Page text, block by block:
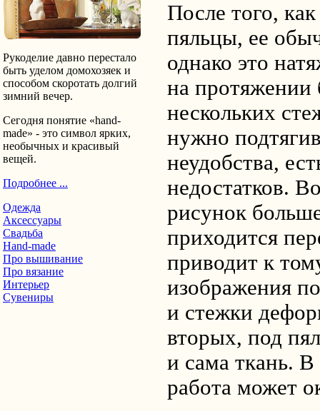
Рукоделие давно перестало
быть уделом домохозяек и
способом скоротать долгий
зимний вечер.
Сегодня понятие «hand-
made» - это символ ярких,
необычных и красивый
вещей.
Подробнее ...
Одежда
Аксессуары
Свадьба
Hand-made
Про вышивание
Про вязание
Интерьер
Сувениры
После того,
пяльцы, ее
однако это
на протяжении
нескольких
нужно
неудобства,
недостатков.
рисунок
приходится
приводит к
изображения
и стежки
вторых, под
и сама ткань. В
работа может